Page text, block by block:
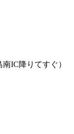
IC降りてすぐ）